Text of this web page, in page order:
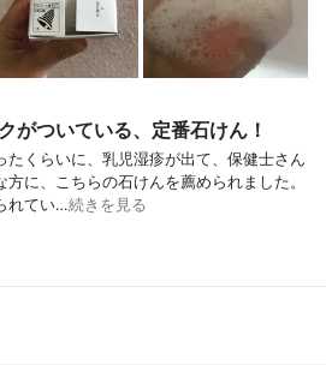
がついている、定番石けん！
たくらいに、乳児湿疹が出て、保健士さん
に、こちらの石けんを薦められました。
れてい…続きを見る